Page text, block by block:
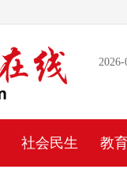
2026-
社会民生 教